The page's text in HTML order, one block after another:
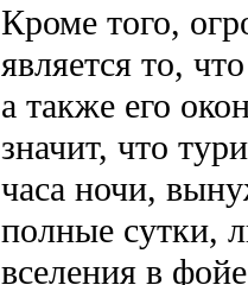
Кроме того,
является то,
а также его
значит, что
часа ночи,
полные сутки,
вселения в